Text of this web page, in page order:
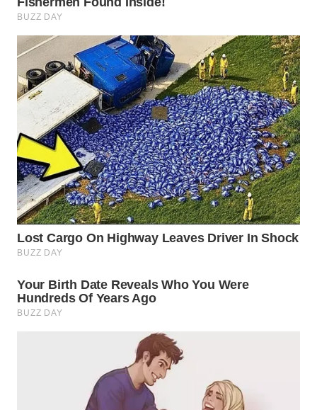
SUMEDANG
WN
CIANJUR
WN
KEPULAUAN
SERIBU
WN
TANGERANG
WN
BINJAI
CIREBON